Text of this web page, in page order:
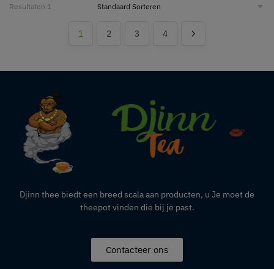
Resultaten 1
1 2 3 4
Djinn thee biedt een breed scala aan producten, u Je moet de
theepot vinden die bij je past.
Contacteer ons